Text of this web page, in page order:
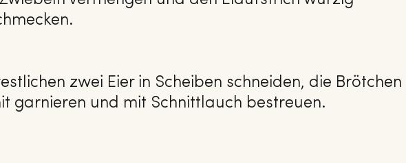
zwei Eier in Scheiben schneiden, die Brötchen
garnieren und mit Schnittlauch bestreuen.